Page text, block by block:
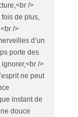
/>
de plus,
/>
d’un
porte des
/>
ne peut
instant de
douce